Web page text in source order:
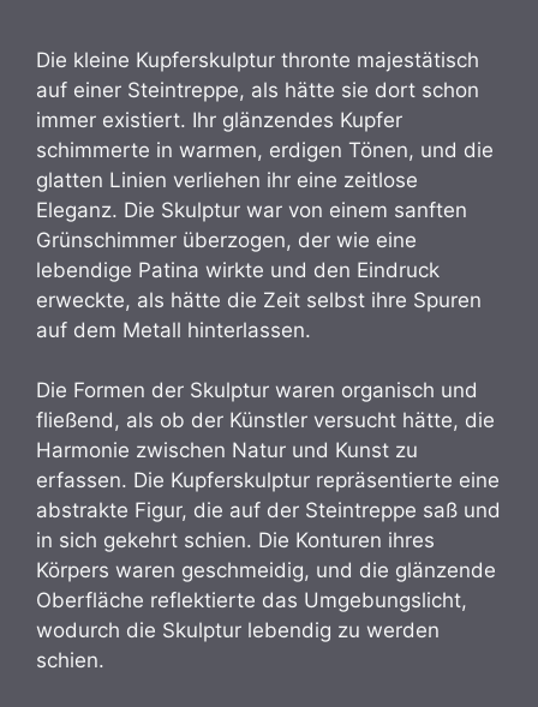
Die kleine Kupferskulptur thronte majestätisch
auf einer Steintreppe, als hätte sie dort schon
immer existiert. Ihr glänzendes Kupfer
schimmerte in warmen, erdigen Tönen, und die
glatten Linien verliehen ihr eine zeitlose
Eleganz. Die Skulptur war von einem sanften
Grünschimmer überzogen, der wie eine
lebendige Patina wirkte und den Eindruck
erweckte, als hätte die Zeit selbst ihre Spuren
auf dem Metall hinterlassen.
Die Formen der Skulptur waren organisch und
fließend, als ob der Künstler versucht hätte, die
Harmonie zwischen Natur und Kunst zu
erfassen. Die Kupferskulptur repräsentierte eine
abstrakte Figur, die auf der Steintreppe saß und
in sich gekehrt schien. Die Konturen ihres
Körpers waren geschmeidig, und die glänzende
Oberfläche reflektierte das Umgebungslicht,
wodurch die Skulptur lebendig zu werden
schien.